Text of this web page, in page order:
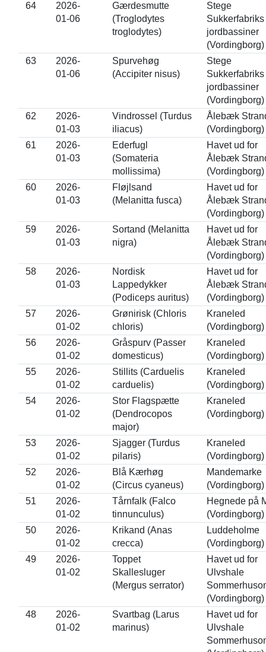
64
2026-
01-06
Gærdesmutte
(Troglodytes
troglodytes)
Stege
Sukkerfabriks
jordbassiner
(Vordingborg)
63
2026-
01-06
Spurvehøg
(Accipiter nisus)
Stege
Sukkerfabriks
jordbassiner
(Vordingborg)
62
2026-
01-03
Vindrossel (Turdus
iliacus)
Ålebæk
(Vordingborg)
61
2026-
01-03
Ederfugl
(Somateria
mollissima)
Havet ud for
Ålebæk
(Vordingborg)
60
2026-
01-03
Fløjlsand
(Melanitta fusca)
Havet ud for
Ålebæk
(Vordingborg)
59
2026-
01-03
Sortand (Melanitta
nigra)
Havet ud for
Ålebæk
(Vordingborg)
58
2026-
01-03
Nordisk
Lappedykker
(Podiceps auritus)
Havet ud for
Ålebæk
(Vordingborg)
57
2026-
01-02
Grønirisk (Chloris
chloris)
Kraneled
(Vordingborg)
56
2026-
01-02
Gråspurv (Passer
domesticus)
Kraneled
(Vordingborg)
55
2026-
01-02
Stillits (Carduelis
carduelis)
Kraneled
(Vordingborg)
54
2026-
01-02
Stor Flagspætte
(Dendrocopos
major)
Kraneled
(Vordingborg)
53
2026-
01-02
Sjagger (Turdus
pilaris)
Kraneled
(Vordingborg)
52
2026-
01-02
Blå Kærhøg
(Circus cyaneus)
Mandemarke
(Vordingborg)
51
2026-
01-02
Tårnfalk (Falco
tinnunculus)
Hegnede på
(Vordingborg)
50
2026-
01-02
Krikand (Anas
crecca)
Luddeholme
(Vordingborg)
49
2026-
01-02
Toppet
Skallesluger
(Mergus serrator)
Havet ud for
Ulvshale
(Vordingborg)
48
2026-
01-02
Svartbag (Larus
marinus)
Havet ud for
Ulvshale